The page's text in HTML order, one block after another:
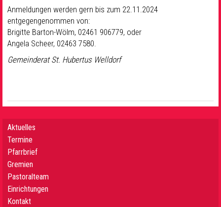
Anmeldungen werden gern bis zum 22.11.2024
entgegengenommen von:
Brigitte Barton-Wölm, 02461 906779, oder
Angela Scheer, 02463 7580.
Gemeinderat St. Hubertus Welldorf
Aktuelles
Termine
Pfarrbrief
Gremien
Pastoralteam
Einrichtungen
Kontakt